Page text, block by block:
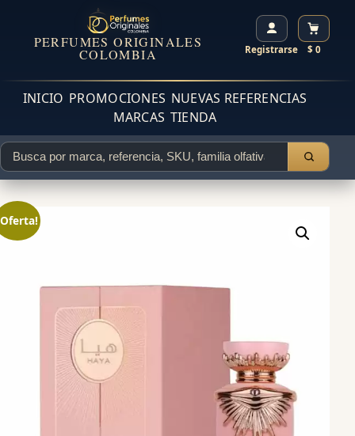
PERFUMES ORIGINALES
COLOMBIA Registrarse $ 0
INICIO PROMOCIONES NUEVAS REFERENCIAS
MARCAS TIENDA